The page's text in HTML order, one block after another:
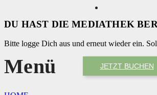
JETZT BUCHEN
DU HAST DIE MEDIATHEK
Bitte logge Dich aus und erneut wieder ein.
Menü